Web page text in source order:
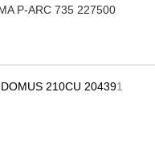
P-ARC 735 227500